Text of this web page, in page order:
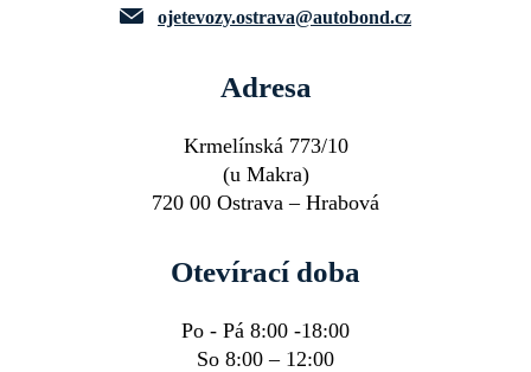
ojetevozy.ostrava@autobond.cz
Adresa
Krmelínská 773/10
(u Makra)
720 00 Ostrava – Hrabová
Otevírací doba
Po - Pá 8:00 -18:00
So 8:00 – 12:00